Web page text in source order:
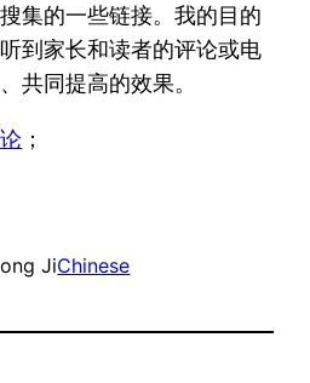
集的一些链接。我的目的
到家长和读者的评论或电
共同提高的效果。
；
JiChinese